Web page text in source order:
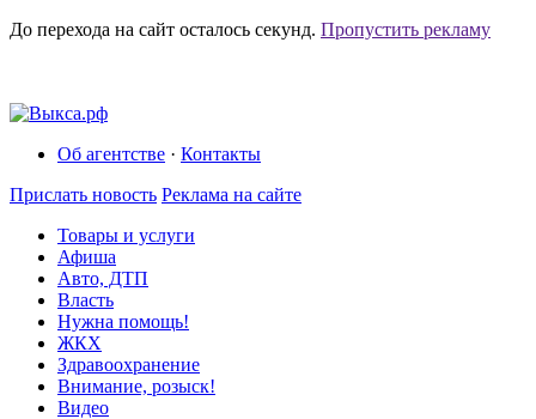
До перехода на сайт осталось секунд. Пропустить рекламу
Об агентстве · Контакты
Прислать новость Реклама на сайте
Товары и услуги
Афиша
Авто, ДТП
Власть
Нужна помощь!
ЖКХ
Здравоохранение
Внимание, розыск!
Видео